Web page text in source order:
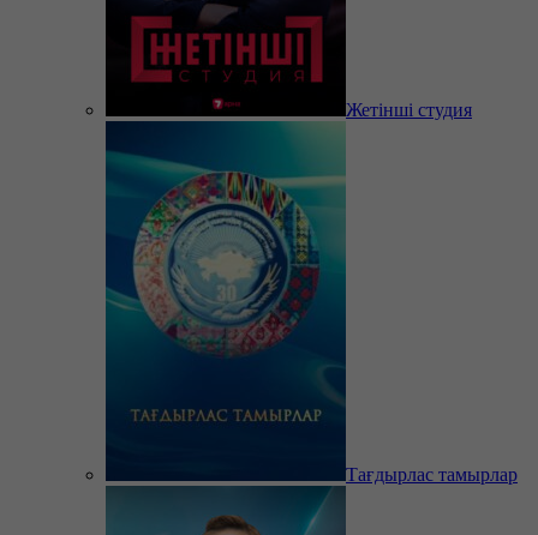
Жетінші студия
Тағдырлас тамырлар